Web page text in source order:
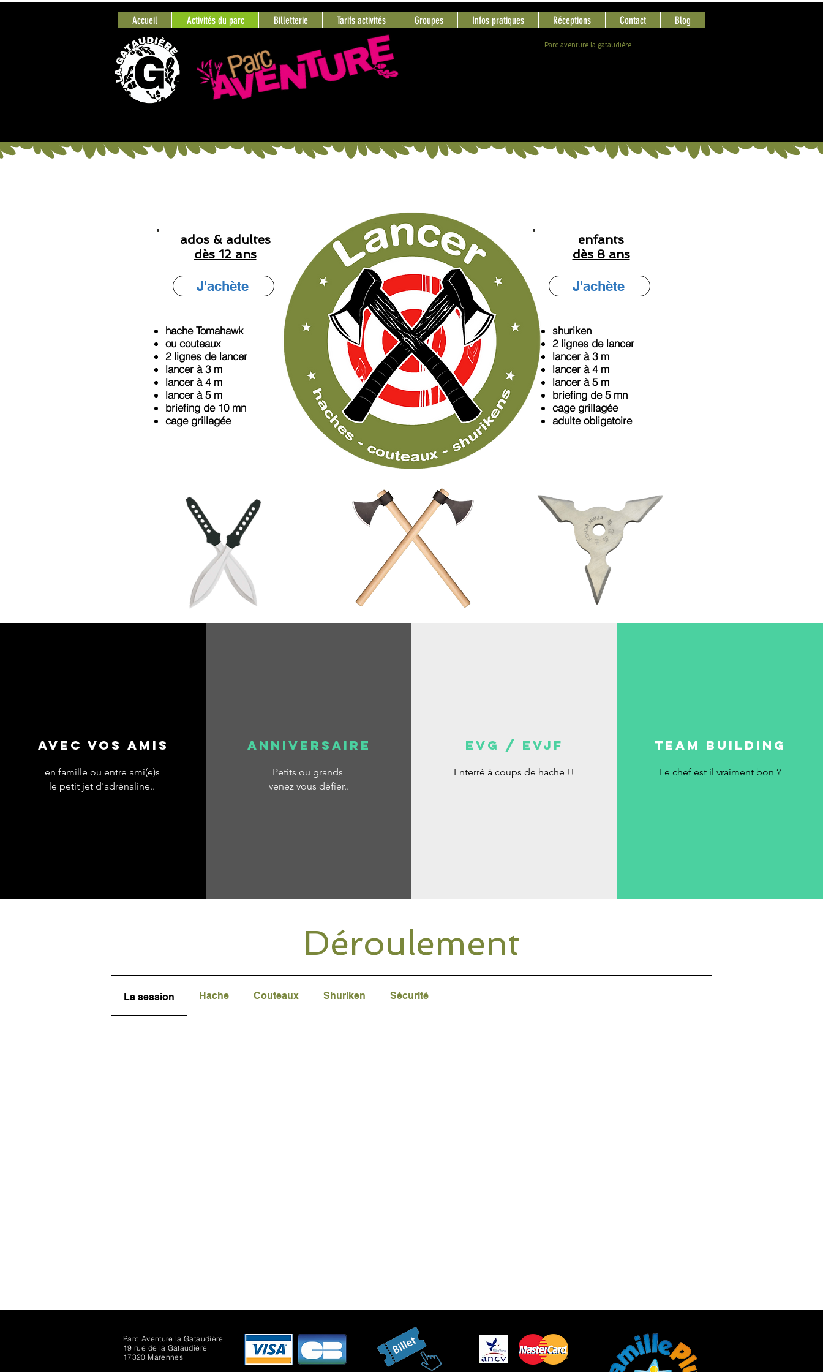
Accueil Activités du parc Billetterie Tarifs activités Groupes Infos pratiques Réceptions Contact Blog
Parc aventure la gataudière
enfants
dès 8 ans
J'achète
shuriken
2 lignes de lancer
lancer à 3 m
lancer à 4 m
lancer à 5 m
briefing de 5 mn
cage grillagée
adulte obligatoire
ados & adultes
dès 12 ans
J'achète
hache Tomahawk
ou couteaux
2 lignes de lancer
lancer à 3 m
lancer à 4 m
lancer à 5 m
briefing de 10 mn
cage grillagée
Avec vos amis
en famille ou entre ami(e)s
le petit jet d'adrénaline..
ANNIVERSAIRE
Petits ou grands
venez vous défier..
EVG / EVJF
Enterré à coups de hache !!
TEAM BUILDING
Le chef est il vraiment bon ?
Déroulement
La session Hache Couteaux Shuriken Sécurité
Parc Aventure la Gataudière
19 rue de la Gataudière
17320 Marennes